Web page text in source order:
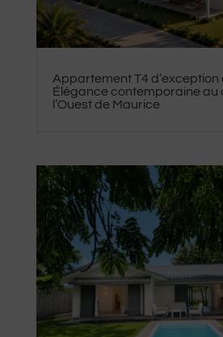
Appartement T4 d’exception
Élégance contemporaine
l’Ouest de Maurice